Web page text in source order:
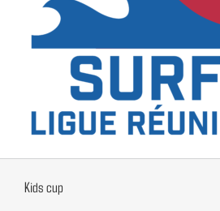
Kids cup